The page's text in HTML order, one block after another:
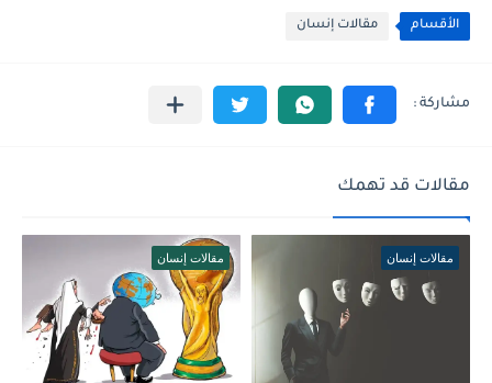
الأقسام مقالات إنسان
مقالات قد تهمك
مقالات إنسان مقالات إنسان